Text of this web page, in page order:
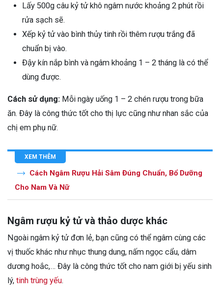
Lấy 500g câu kỷ tử khô ngâm nước khoảng 2 phút rồi
rửa sạch sẽ.
Xếp kỷ tử vào bình thủy tinh rồi thêm rượu trắng đã
chuẩn bị vào.
Đậy kín nắp bình và ngâm khoảng 1 – 2 tháng là có thể
dùng được.
Cách sử dụng: Mỗi ngày uống 1 – 2 chén rượu trong bữa
ăn. Đây là công thức tốt cho thị lực cũng như nhan sắc của
chị em phụ nữ.
XEM THÊM
Cách Ngâm Rượu Hải Sâm Đúng Chuẩn, Bổ Dưỡng
Cho Nam Và Nữ
Ngâm rượu kỷ tử và thảo dược khác
Ngoài ngâm kỷ tử đơn lẻ, bạn cũng có thể ngâm cùng các
vị thuốc khác như nhục thung dung, nấm ngọc cẩu, dâm
dương hoắc,… Đây là công thức tốt cho nam giới bị yếu sinh
lý, tinh trùng yếu.